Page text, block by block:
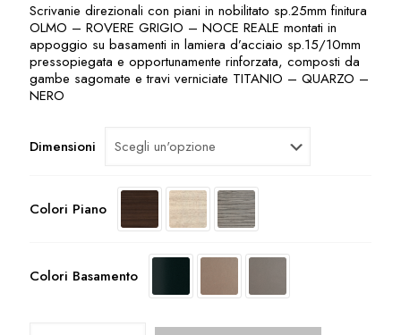
Scrivanie direzionali con piani in nobilitato sp.25mm finitura
OLMO – ROVERE GRIGIO – NOCE REALE montati in
appoggio su basamenti in lamiera d’acciaio sp.15/10mm
pressopiegata e opportunamente rinforzata, composti da
gambe sagomate e travi verniciate TITANIO – QUARZO –
NERO
Dimensioni
Colori Piano
Colori Basamento